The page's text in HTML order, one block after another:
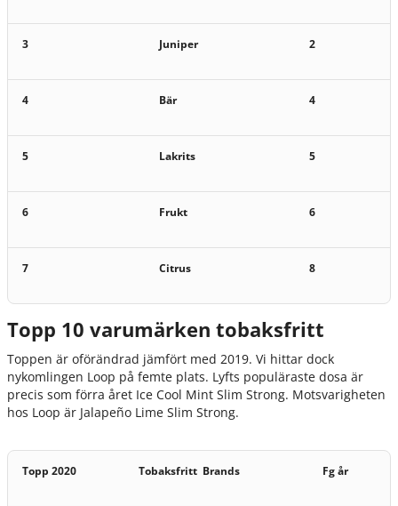
3 Juniper 2
4 Bär 4
5 Lakrits 5
6 Frukt 6
7 Citrus 8
Topp 10 varumärken tobaksfritt
Toppen är oförändrad jämfört med 2019. Vi hittar dock
nykomlingen Loop på femte plats. Lyfts populäraste dosa är
precis som förra året Ice Cool Mint Slim Strong. Motsvarigheten
hos Loop är Jalapeño Lime Slim Strong.
Topp 2020 Tobaksfritt Brands Fg år